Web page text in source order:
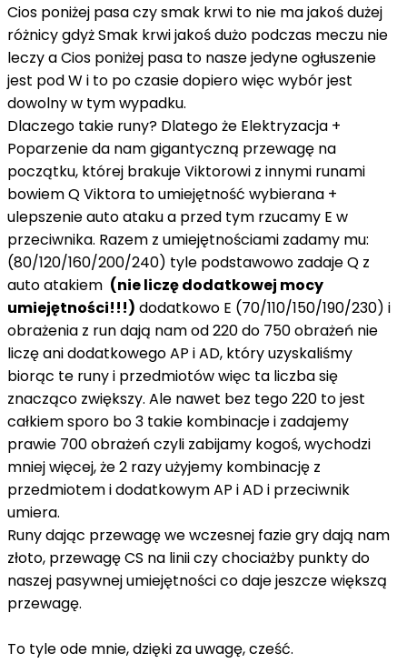
Cios poniżej pasa czy smak krwi to nie ma jakoś dużej
różnicy gdyż Smak krwi jakoś dużo podczas meczu nie
leczy a Cios poniżej pasa to nasze jedyne ogłuszenie
jest pod W i to po czasie dopiero więc wybór jest
dowolny w tym wypadku.
Dlaczego takie runy? Dlatego że Elektryzacja +
Poparzenie da nam gigantyczną przewagę na
początku, której brakuje Viktorowi z innymi runami
bowiem Q Viktora to umiejętność wybierana +
ulepszenie auto ataku a przed tym rzucamy E w
przeciwnika. Razem z umiejętnościami zadamy mu:
(80/120/160/200/240) tyle podstawowo zadaje Q z
auto atakiem (nie liczę dodatkowej mocy
umiejętności!!!) dodatkowo E (70/110/150/190/230) i
obrażenia z run dają nam od 220 do 750 obrażeń nie
liczę ani dodatkowego AP i AD, który uzyskaliśmy
biorąc te runy i przedmiotów więc ta liczba się
znacząco zwiększy. Ale nawet bez tego 220 to jest
całkiem sporo bo 3 takie kombinacje i zadajemy
prawie 700 obrażeń czyli zabijamy kogoś, wychodzi
mniej więcej, że 2 razy użyjemy kombinację z
przedmiotem i dodatkowym AP i AD i przeciwnik
umiera.
Runy dając przewagę we wczesnej fazie gry dają nam
złoto, przewagę CS na linii czy chociażby punkty do
naszej pasywnej umiejętności co daje jeszcze większą
przewagę.
To tyle ode mnie, dzięki za uwagę, cześć.